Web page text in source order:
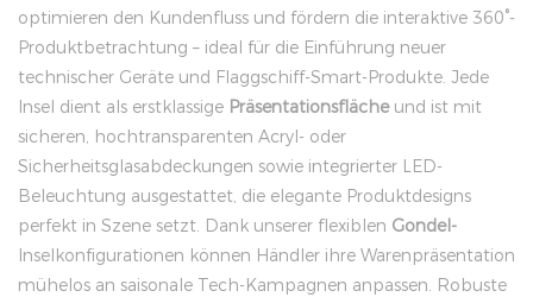
optimieren den Kundenfluss und fördern die interaktive 360°-
Produktbetrachtung – ideal für die Einführung neuer
technischer Geräte und Flaggschiff-Smart-Produkte. Jede
Insel dient als erstklassige Präsentationsflächeund ist mit
sicheren, hochtransparenten Acryl- oder
Sicherheitsglasabdeckungen sowie integrierter LED-
Beleuchtung ausgestattet, die elegante Produktdesigns
perfekt in Szene setzt. Dank unserer flexiblen Gondel-
Inselkonfigurationen können Händler ihre Warenpräsentation
mühelos an saisonale Tech-Kampagnen anpassen. Robuste